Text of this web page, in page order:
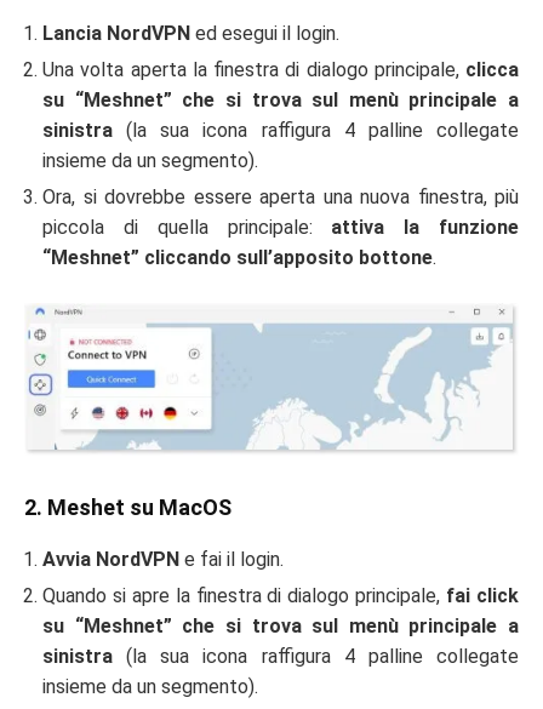
Lancia NordVPN ed esegui il login.
Una volta aperta la finestra di dialogo principale, clicca
su “Meshnet” che si trova sul menù principale a
sinistra (la sua icona raffigura 4 palline collegate
insieme da un segmento).
Ora, si dovrebbe essere aperta una nuova finestra, più
piccola di quella principale: attiva la funzione
“Meshnet” cliccando sull’apposito bottone.
2. Meshet su MacOS
Avvia NordVPN e fai il login.
Quando si apre la finestra di dialogo principale, fai click
su “Meshnet” che si trova sul menù principale a
sinistra (la sua icona raffigura 4 palline collegate
insieme da un segmento).